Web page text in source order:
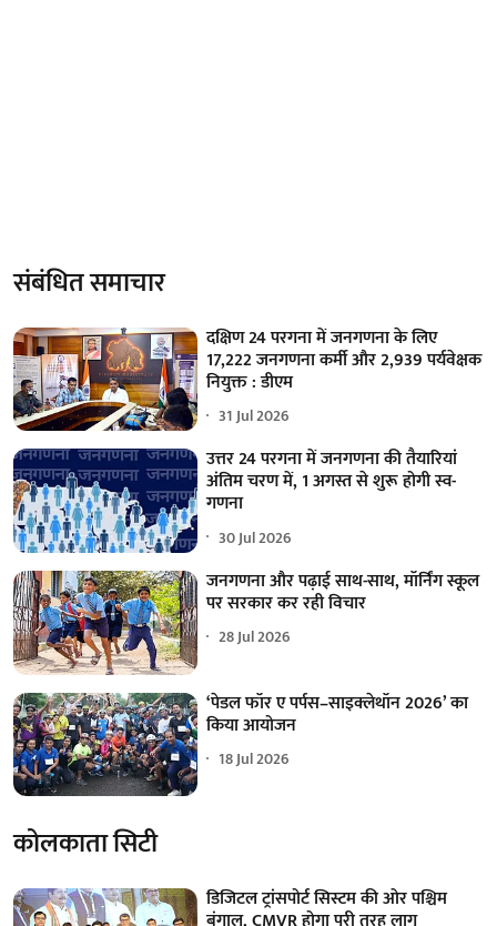
संबंधित समाचार
दक्षिण 24 परगना में जनगणना के लिए
17,222 जनगणना कर्मी और 2,939 पर्यवेक्षक
नियुक्त : डीएम
31 Jul 2026
उत्तर 24 परगना में जनगणना की तैयारियां
अंतिम चरण में, 1 अगस्त से शुरू होगी स्व-
गणना
30 Jul 2026
जनगणना और पढ़ाई साथ-साथ, मॉर्निंग स्कूल
पर सरकार कर रही विचार
28 Jul 2026
‘पेडल फॉर ए पर्पस–साइक्लेथॉन 2026’ का
किया आयोजन
18 Jul 2026
कोलकाता सिटी
डिजिटल ट्रांसपोर्ट सिस्टम की ओर पश्चिम